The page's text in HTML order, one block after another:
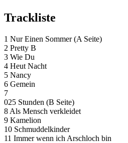
Trackliste
1 Nur Einen Sommer (A Seite)
2 Pretty B
3 Wie Du
4 Heut Nacht
5 Nancy
6 Gemein
7
025 Stunden (B Seite)
8 Als Mensch verkleidet
9 Kamelion
10 Schmuddelkinder
11 Immer wenn ich Arschloch bin